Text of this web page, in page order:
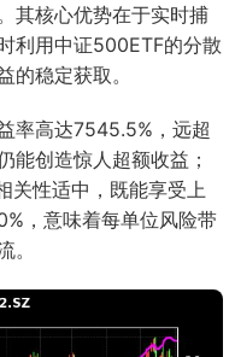
其核心优势在于实时捕
利用中证500ETF的分散
的稳定获取。
率高达7545.5%，远超
能创造惊人超额收益；
关性适中，既能享受上
，意味着每单位风险带
。